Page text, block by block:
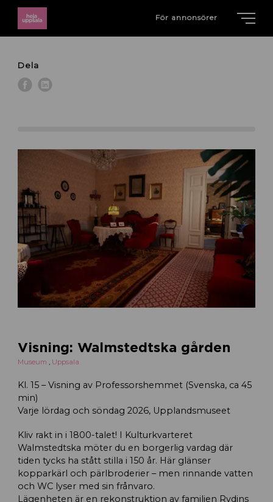
För annonsörer
Dela
Visning: Walmstedtska gården
Museum , Uppsala
Kl. 15 – Visning av Professorshemmet (Svenska, ca 45
min)
Varje lördag och söndag 2026, Upplandsmuseet
Kliv rakt in i 1800-talet! I Kulturkvarteret
Walmstedtska möter du en borgerlig vardag där
tiden tycks ha stått stilla i 150 år. Här glänser
kopparkärl och pärlbroderier – men rinnande vatten
och WC lyser med sin frånvaro.
Lägenheten är en rekonstruktion av familjen Rydins